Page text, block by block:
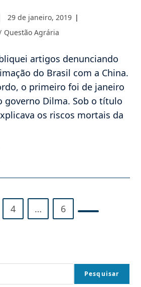
Post
29 de janeiro, 2019
Questão Agrária
artigos denunciando
do Brasil com a China.
o primeiro foi de janeiro
governo Dilma. Sob o título
os riscos mortais da
4 … 6
Pesquisar